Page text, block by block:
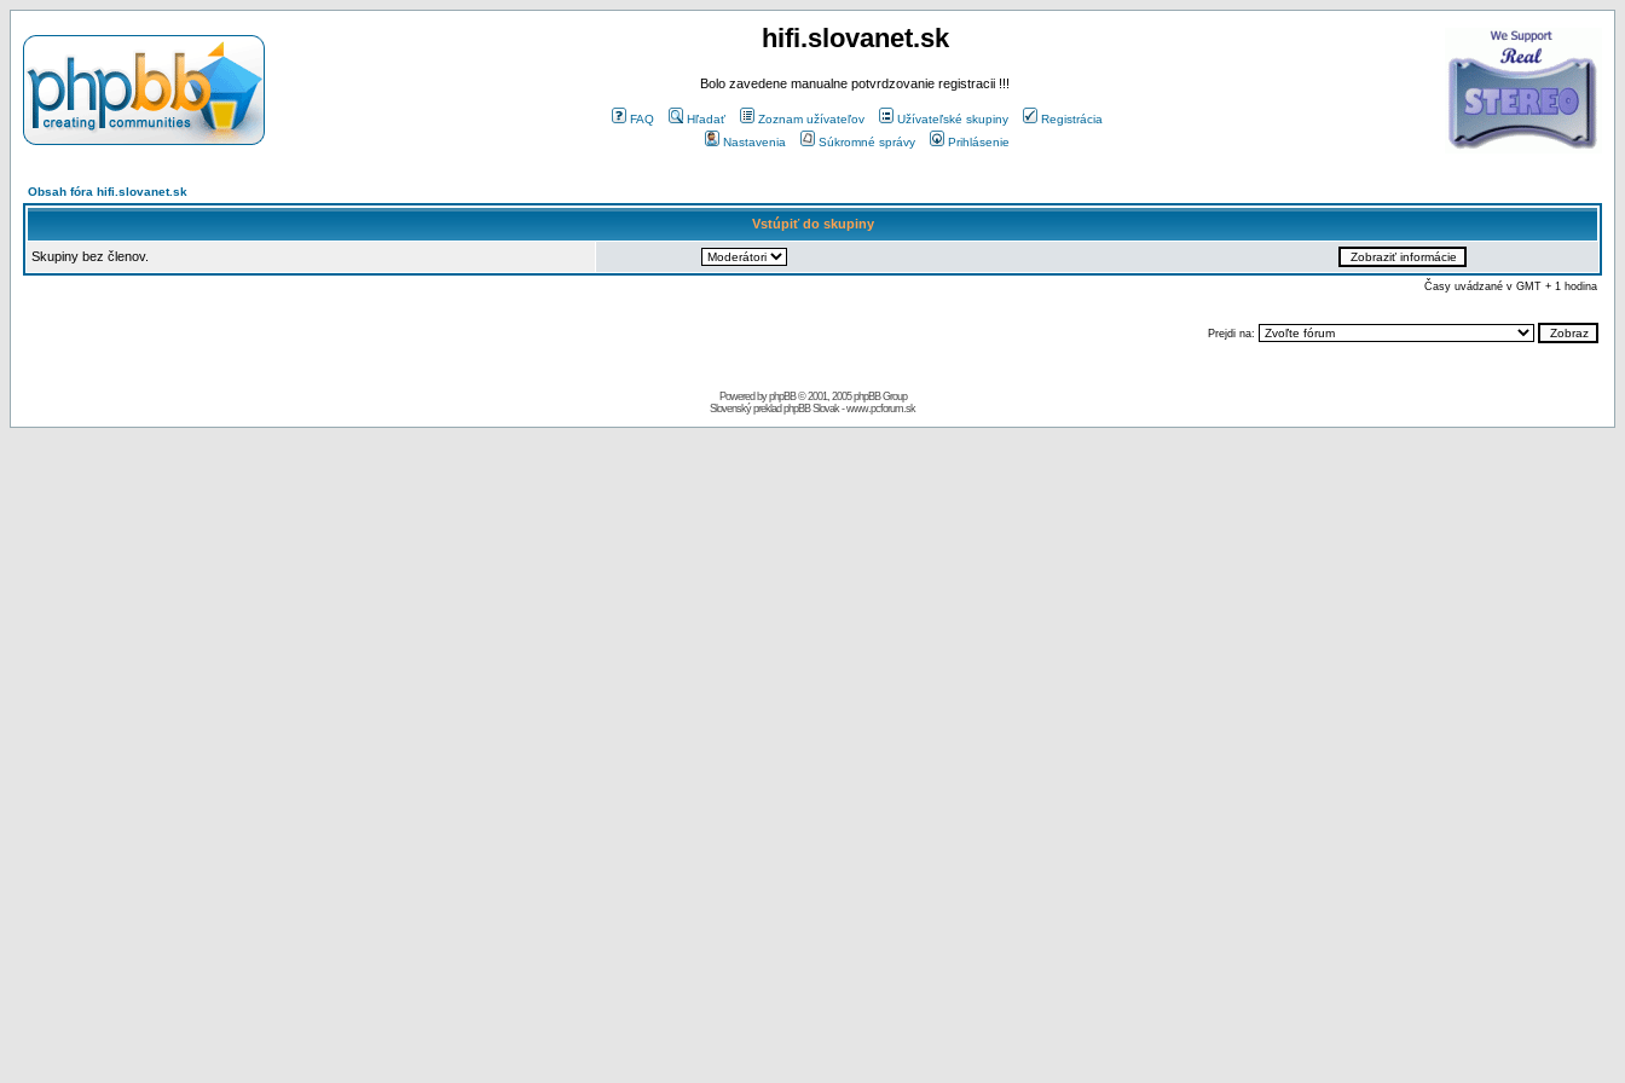
hifi.slovanet.sk
Bolo zavedene manualne potvrdzovanie registracii !!!
FAQ Hľadať Zoznam užívateľov Užívateľské skupiny
Registrácia
Nastavenia
Súkromné správy Prihlásenie
Obsah fóra hifi.slovanet.sk
Vstúpiť do skupiny
Skupiny bez členov.
Časy uvádzané v GMT + 1 hodina
Prejdi na:
Powered byphpBB© 2001, 2005 phpBB Group
Slovenský preklad phpBB Slovak-www.pcforum.sk